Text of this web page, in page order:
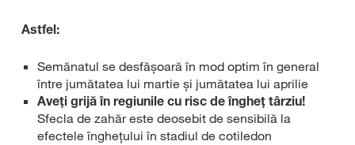
Astfel:
Semănatul se desfășoară în mod optim în general
între jumătatea lui martie și jumătatea lui aprilie
Aveți grijă în regiunile cu risc de îngheț târziu!
Sfecla de zahăr este deosebit de sensibilă la
efectele înghețului în stadiul de cotiledon